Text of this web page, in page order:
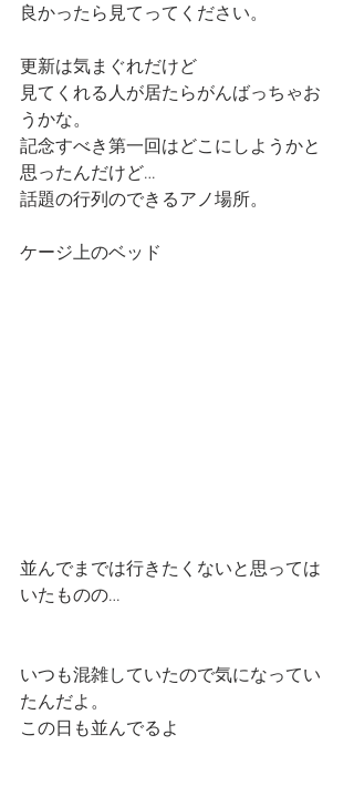
良かったら見てってください。
更新は気まぐれだけど
見てくれる人が居たらがんばっちゃお
うかな。
記念すべき第一回はどこにしようかと
思ったんだけど…
話題の行列のできるアノ場所。
ケージ上のベッド
並んでまでは行きたくないと思っては
いたものの…
いつも混雑していたので気になってい
たんだよ。
この日も並んでるよ